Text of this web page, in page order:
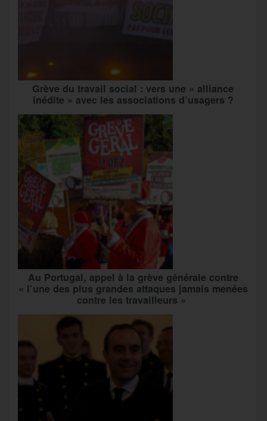
Grève du travail social : vers une « alliance
inédite » avec les associations d’usagers ?
Au Portugal, appel à la grève générale contre
« l’une des plus grandes attaques jamais menées
contre les travailleurs »